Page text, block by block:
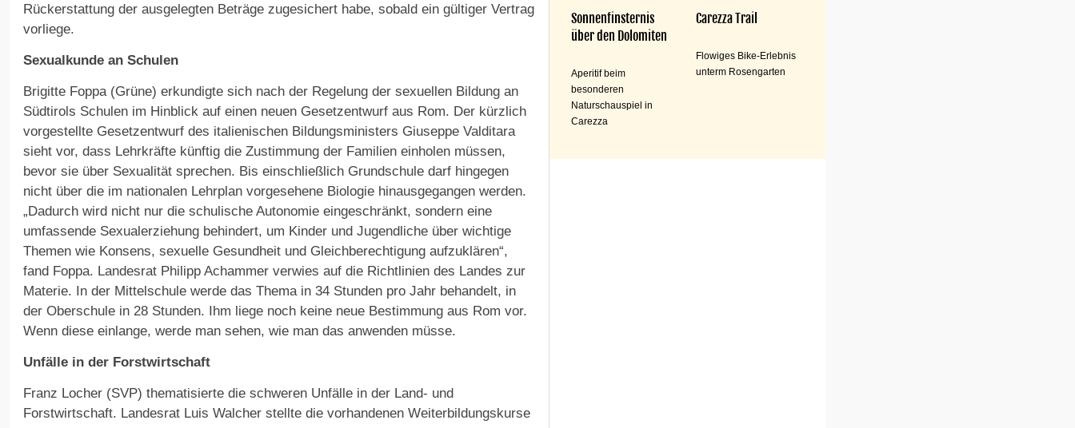
Rückerstattung der ausgelegten Beträge zugesichert habe, sobald ein gültiger Vertrag
vorliege.
Sexualkunde an Schulen
Brigitte Foppa (Grüne) erkundigte sich nach der Regelung der sexuellen Bildung an
Südtirols Schulen im Hinblick auf einen neuen Gesetzentwurf aus Rom. Der kürzlich
vorgestellte Gesetzentwurf des italienischen Bildungsministers Giuseppe Valditara
sieht vor, dass Lehrkräfte künftig die Zustimmung der Familien einholen müssen,
bevor sie über Sexualität sprechen. Bis einschließlich Grundschule darf hingegen
nicht über die im nationalen Lehrplan vorgesehene Biologie hinausgegangen werden.
„Dadurch wird nicht nur die schulische Autonomie eingeschränkt, sondern eine
umfassende Sexualerziehung behindert, um Kinder und Jugendliche über wichtige
Themen wie Konsens, sexuelle Gesundheit und Gleichberechtigung aufzuklären“,
fand Foppa. Landesrat Philipp Achammer verwies auf die Richtlinien des Landes zur
Materie. In der Mittelschule werde das Thema in 34 Stunden pro Jahr behandelt, in
der Oberschule in 28 Stunden. Ihm liege noch keine neue Bestimmung aus Rom vor.
Wenn diese einlange, werde man sehen, wie man das anwenden müsse.
Unfälle in der Forstwirtschaft
Franz Locher (SVP) thematisierte die schweren Unfälle in der Land- und
Forstwirtschaft. Landesrat Luis Walcher stellte die vorhandenen Weiterbildungskurse
Sonnenfinsternis
über den Dolomiten
Aperitif beim
besonderen
Naturschauspiel in
Carezza
Carezza Trail
Flowiges Bike-Erlebnis
unterm Rosengarten